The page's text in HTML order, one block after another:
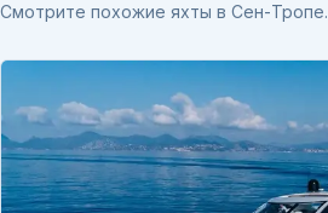
Смотрите похожие яхты в Сен-Тропе.